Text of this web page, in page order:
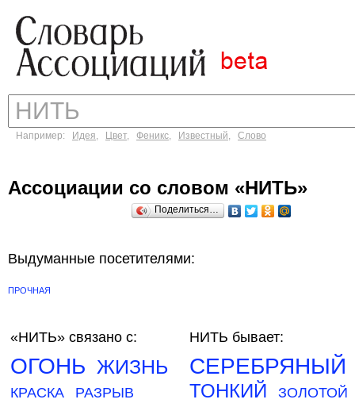
Например: Идея, Цвет, Феникс, Известный, Слово
Ассоциации со словом «НИТЬ»
Поделиться…
Выдуманные посетителями:
ПРОЧНАЯ
«НИТЬ» связано с:
ОГОНЬ ЖИЗНЬ
КРАСКА
РАЗРЫВ
НИТЬ бывает:
СЕРЕБРЯНЫЙ
ТОНКИЙ
ЗОЛОТОЙ